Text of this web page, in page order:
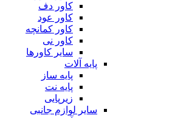
کاور دف
کاور عود
کاور کمانچه
کاور نی
سایر کاورها
پایه آلات
پایه ساز
پایه نت
زیرپایی
سایر لوازم جانبی